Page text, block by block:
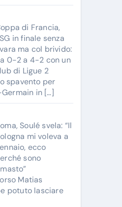
di Francia,
in finale senza
ma col brivido:
0-2 a 4-2 con un
di Ligue 2
spavento per
in […]
Soulé svela: “Il
mi voleva a
ecco
sono
Matias
potuto lasciare